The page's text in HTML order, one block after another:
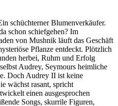
schüchterner Blumenverkäufer.
schon schiefgehen? Im
von Mushnik läuft das Geschäft
Pflanze entdeckt. Plötzlich
herbei, Ruhm und Erfolg
Audrey, Seymours heimliche
Doch Audrey II ist keine
wächst rasant, spricht
einen ausgesprochen
Songs, skurrile Figuren,